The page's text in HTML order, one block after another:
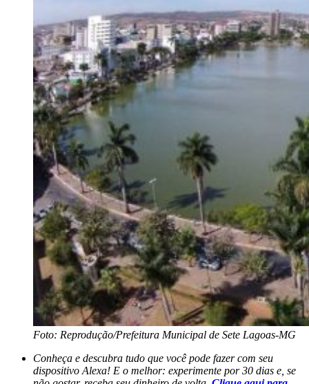
Foto: Reprodução/Prefeitura Municipal de Sete Lagoas-MG
Conheça e descubra tudo que você pode fazer com seu
dispositivo Alexa! E o melhor: experimente por 30 dias e, se